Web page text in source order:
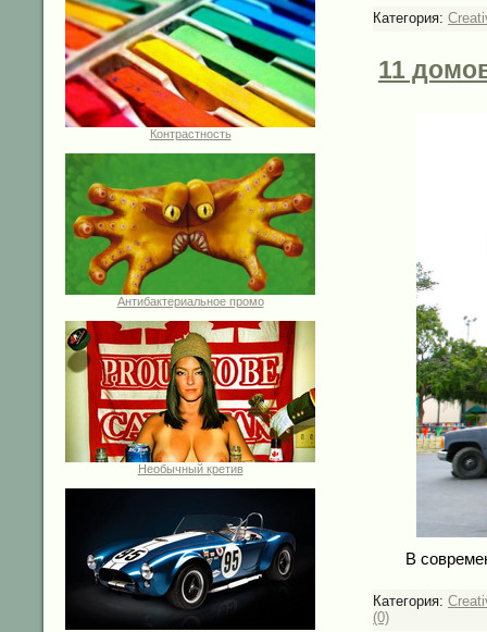
Контрастность
Антибактериальное промо
Необычный кретив
Категория:
11
В
Категория:
(0)